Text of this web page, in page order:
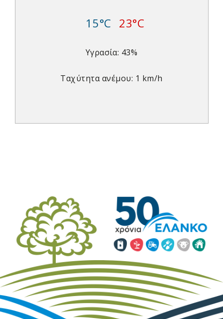
15°C 23°C
Υγρασία: 43%
Ταχύτητα ανέμου: 1 km/h